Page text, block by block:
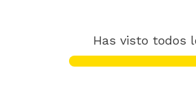
Has visto todos